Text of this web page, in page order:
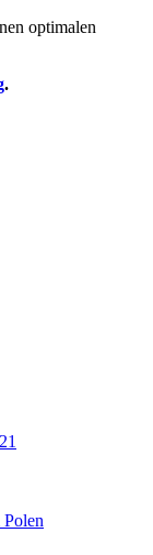
optimalen
.